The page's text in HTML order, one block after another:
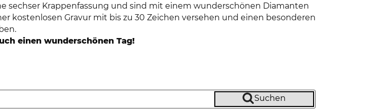
sechser Krappenfassung und sind mit einem wunderschönen Diamanten
kostenlosen Gravur mit bis zu 30 Zeichen versehen und einen besonderen
einen wunderschönen Tag!
Suchen